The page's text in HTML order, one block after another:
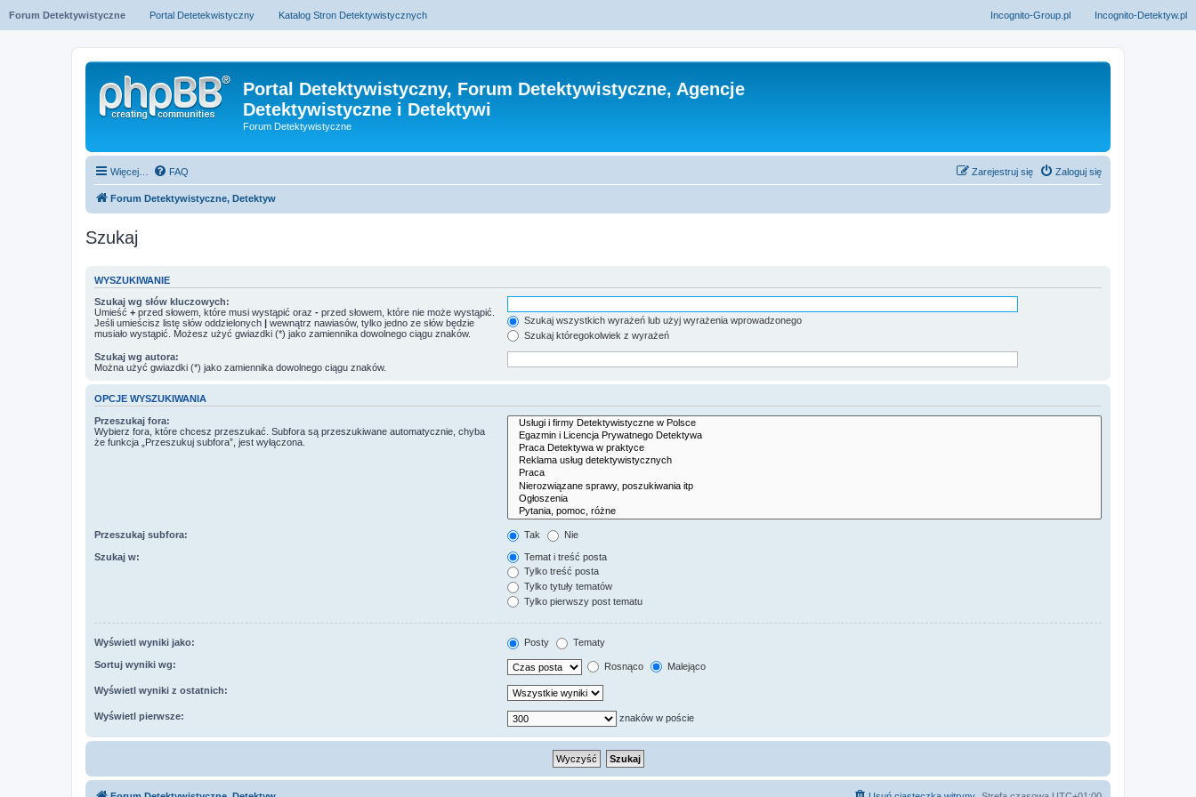
Forum Detektywistyczne Portal Detetekwistyczny Katalog Stron Detektywistycznych Incognito-Detektyw.pl
Incognito-Group.pl
Portal Detektywistyczny, Forum Detektywistyczne, Agencje
Detektywistyczne i Detektywi
Forum Detektywistyczne
Więcej… FAQ Zaloguj się
Zarejestruj się
Forum Detektywistyczne, Detektyw
Szukaj
WYSZUKIWANIE
Szukaj wg słów kluczowych:
Umieść + przed słowem, które musi wystąpić oraz - przed słowem, które nie może wystąpić.
Jeśli umieścisz listę słów oddzielonych | wewnątrz nawiasów, tylko jedno ze słów będzie
musiało wystąpić. Możesz użyć gwiazdki (*) jako zamiennika dowolnego ciągu znaków.
Szukaj wszystkich wyrażeń lub użyj wyrażenia wprowadzonego
Szukaj któregokolwiek z wyrażeń
Szukaj wg autora:
Można użyć gwiazdki (*) jako zamiennika dowolnego ciągu znaków.
OPCJE WYSZUKIWANIA
Przeszukaj fora:
Wybierz fora, które chcesz przeszukać. Subfora są przeszukiwane automatycznie, chyba
że funkcja „Przeszukuj subfora”, jest wyłączona.
Przeszukaj subfora: Tak Nie
Szukaj w:
Temat i treść posta
Tylko treść posta
Tylko tytuły tematów
Tylko pierwszy post tematu
Wyświetl wyniki jako: Posty Tematy
Sortuj wyniki wg: Rosnąco Malejąco
Wyświetl wyniki z ostatnich:
Wyświetl pierwsze: znaków w poście